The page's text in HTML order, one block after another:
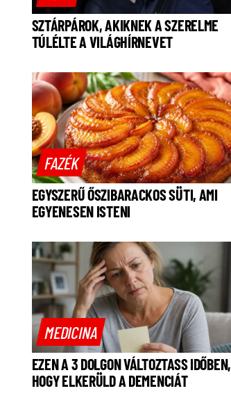
SZTÁRPÁROK, AKIKNEK A SZERELME
TÚLÉLTE A VILÁGHÍRNEVET
FAZÉK
EGYSZERŰ ŐSZIBARACKOS SÜTI, AMI
EGYENESEN ISTENI
MEDICINA
EZEN A 3 DOLGON VÁLTOZTASS IDŐBEN,
HOGY ELKERÜLD A DEMENCIÁT